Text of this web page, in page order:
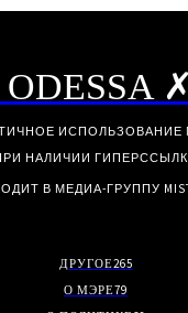
✗
НАЛИЧИИ
В МЕДИА-ГРУППУ
ДРУГОЕ265
О МЭРЕ79